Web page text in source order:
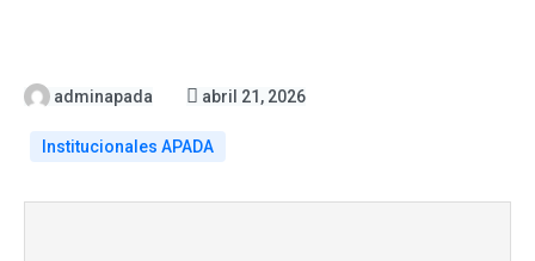
adminapada abril 21, 2026
Institucionales APADA